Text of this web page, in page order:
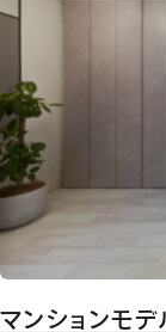
マンションモ